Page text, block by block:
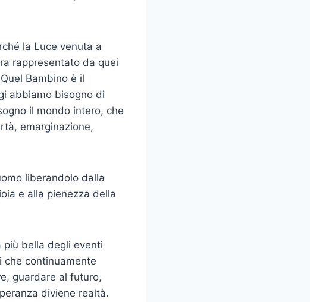
la Luce venuta a
rappresentato da quei
Bambino è il
abbiamo bisogno di
il mondo intero, che
emarginazione,
liberandolo dalla
e alla pienezza della
più bella degli eventi
che continuamente
guardare al futuro,
diviene realtà.